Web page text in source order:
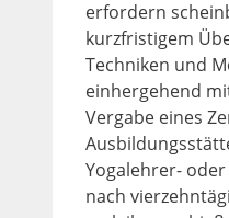
erfordern
kurzfristigem
Techniken und
einhergehend
Vergabe eines
Yogalehrer-
nach